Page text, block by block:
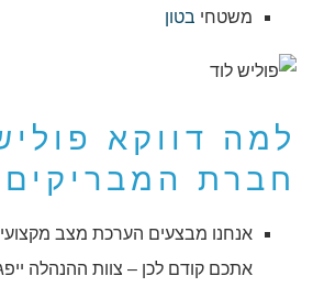
משטחי בטון
למה דווקא
חברת
אנחנו מבצעים הערכת מצב
אתכם קודם לכן – צוות ההנהלה